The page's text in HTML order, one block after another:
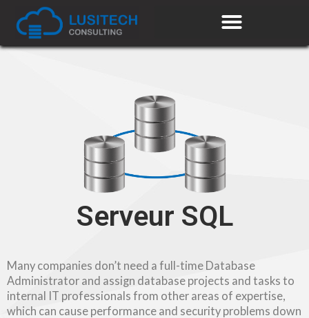
Serveur SQL
Many companies don’t need a full-time Database
Administrator and assign database projects and tasks to
internal IT professionals from other areas of expertise,
which can cause performance and security problems down